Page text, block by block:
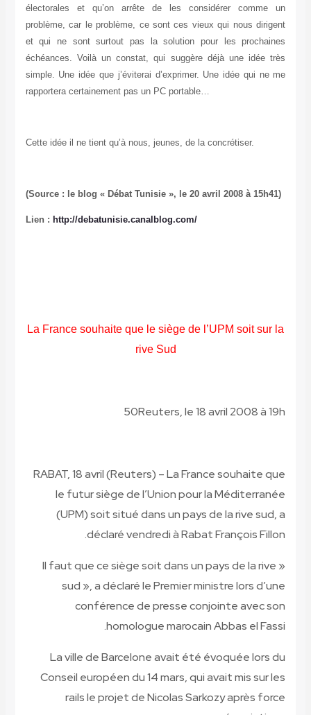
électorales et qu’on arrête de les considérer comme un
problème, car le problème, ce sont ces vieux qui nous dirigent
et qui ne sont surtout pas la solution pour les prochaines
échéances. Voilà un constat, qui suggère déjà une idée très
simple. Une idée que j’éviterai d’exprimer. Une idée qui ne me
rapportera certainement pas un PC portable…
Cette idée il ne tient qu’à nous, jeunes, de la concrétiser.
(Source : le blog « Débat Tunisie », le 20 avril 2008 à 15h41)
Lien : http://debatunisie.canalblog.com/
La France souhaite que le siège de l’UPM soit sur la
rive Sud
Reuters, le 18 avril 2008 à19h
50
RABAT, 18 avril (Reuters) – La France souhaite que
le futur siège de l’Union pour la Méditerranée
(UPM) soit situé dans un pays de la rive sud, a
déclaré vendredi à Rabat François Fillon.
« Il faut que ce siège soit dans un pays de la rive
sud », a déclaré le Premier ministre lors d’une
conférence de presse conjointe avec son
homologue marocain Abbas el Fassi.
La ville de Barcelone avait été évoquée lors du
Conseil européen du 14 mars, qui avait mis sur les
rails le projet de Nicolas Sarkozy après force